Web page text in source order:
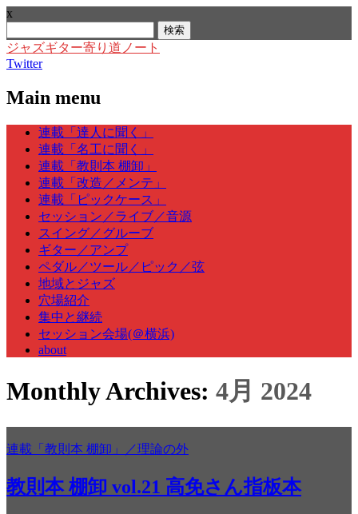
x
索:
ジャズギター寄り道ノート
Twitter
Main menu
Skip
content
連載「達人に聞く」
連載「名工に聞く」
連載「教則本 棚卸」
連載「改造／メンテ」
連載「ピックケース」
セッション／ライブ／音源
スイング／グルーブ
ギター／アンプ
ペダル／ツール／ピック／弦
地域とジャズ
穴場紹介
集中と継続
セッション会場(＠横浜)
about
Monthly Archives: 4月 2024
連載「教則本 棚卸」／理論の外
教則本 棚卸 vol.21 高免さん指板本